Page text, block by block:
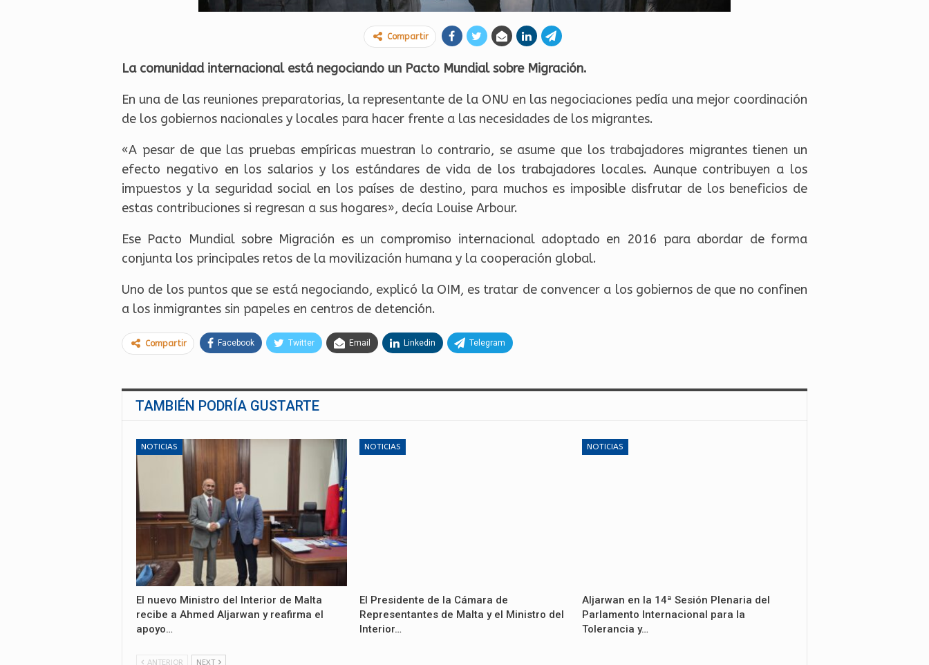
Compartir
La comunidad internacional está negociando un Pacto Mundial sobre Migración.
En una de las reuniones preparatorias, la representante de la ONU en las negociaciones pedía una mejor coordinación
de los gobiernos nacionales y locales para hacer frente a las necesidades de los migrantes.
«A pesar de que las pruebas empíricas muestran lo contrario, se asume que los trabajadores migrantes tienen un
efecto negativo en los salarios y los estándares de vida de los trabajadores locales. Aunque contribuyen a los
impuestos y la seguridad social en los países de destino, para muchos es imposible disfrutar de los beneficios de
estas contribuciones si regresan a sus hogares», decía Louise Arbour.
Ese Pacto Mundial sobre Migración es un compromiso internacional adoptado en 2016 para abordar de forma
conjunta los principales retos de la movilización humana y la cooperación global.
Uno de los puntos que se está negociando, explicó la OIM, es tratar de convencer a los gobiernos de que no confinen
a los inmigrantes sin papeles en centros de detención.
Compartir Facebook Twitter Email Linkedin Telegram
TAMBIÉN PODRÍA GUSTARTE
NOTICIAS
El nuevo Ministro del Interior de Malta
recibe a Ahmed Aljarwan y reafirma el
apoyo…
NOTICIAS
El Presidente de la Cámara de
Representantes de Malta y el Ministro del
Interior…
NOTICIAS
Aljarwan en la 14ª Sesión Plenaria del
Parlamento Internacional para la
Tolerancia y…
ANTERIOR NEXT